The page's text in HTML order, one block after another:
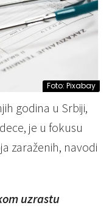
Foto: Pixabay
godina u Srbiji,
je u fokusu
zaraženih, navodi
uzrastu